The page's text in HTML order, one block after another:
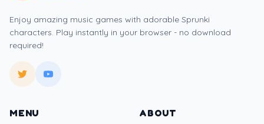
Enjoy amazing music games with adorable Sprunki
characters. Play instantly in your browser - no download
required!
MENU ABOUT